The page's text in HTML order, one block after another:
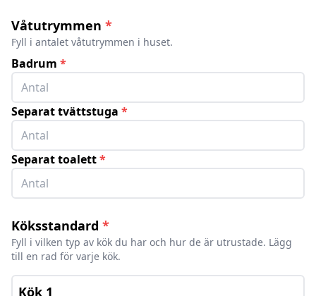
Våtutrymmen *
Fyll i antalet våtutrymmen i huset.
Badrum *
Separat tvättstuga *
Separat toalett*
Köksstandard *
Fyll i vilken typ av kök du har och hur de är utrustade. Lägg
till en rad för varje kök.
Kök 1